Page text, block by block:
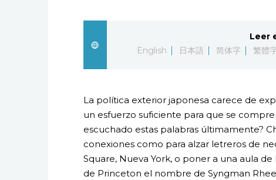
Leer
English
日本語 简体字 繁體
La política exterior japonesa carece de
un esfuerzo suficiente para que se
escuchado estas palabras últimamente?
conexiones como para alzar letreros de
Square, Nueva York, o poner a una aula
de Princeton el nombre de Syngman